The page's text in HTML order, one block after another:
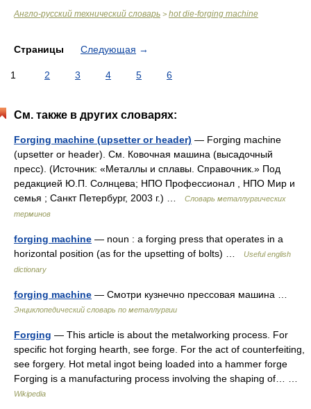
Англо-русский технический словарь > hot die-forging machine
Страницы Следующая →
1 2 3 4 5 6
См. также в других словарях:
Forging machine (upsetter or header) — Forging machine
(upsetter or header). См. Ковочная машина (высадочный
пресс). (Источник: «Металлы и сплавы. Справочник.» Под
редакцией Ю.П. Солнцева; НПО Профессионал , НПО Мир и
семья ; Санкт Петербург, 2003 г.) …
Словарь металлургических
терминов
forging machine — noun : a forging press that operates in a
horizontal position (as for the upsetting of bolts) …
Useful english
dictionary
forging machine — Смотри кузнечно прессовая машина …
Энциклопедический словарь по металлургии
Forging — This article is about the metalworking process. For
specific hot forging hearth, see forge. For the act of counterfeiting,
see forgery. Hot metal ingot being loaded into a hammer forge
Forging is a manufacturing process involving the shaping of… …
Wikipedia